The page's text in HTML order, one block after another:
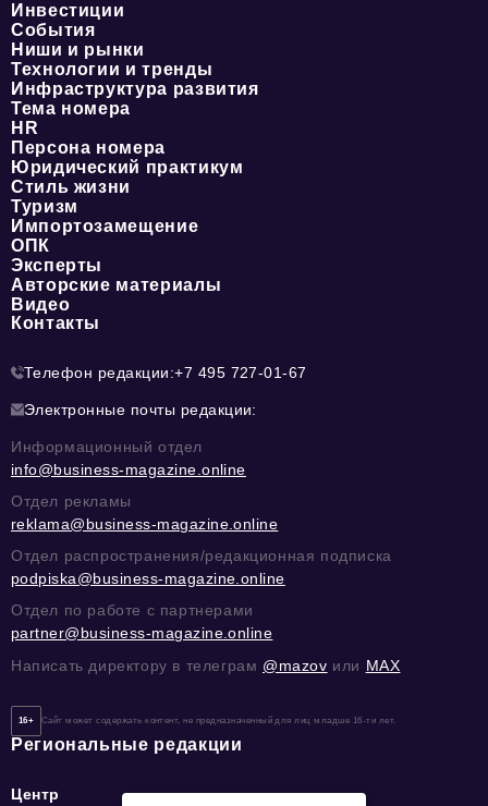
Инвестиции
События
Ниши и рынки
Технологии и тренды
Инфраструктура развития
Тема номера
HR
Персона номера
Юридический практикум
Стиль жизни
Туризм
Импортозамещение
ОПК
Эксперты
Авторские материалы
Видео
Контакты
Телефон редакции:+7 495 727-01-67
Электронные почты редакции:
Информационный отдел
info@business-magazine.online
Отдел рекламы
reklama@business-magazine.online
Отдел распространения/редакционная подписка
podpiska@business-magazine.online
Отдел по работе с партнерами
partner@business-magazine.online
Написать директору в телеграм @mazov или MAX
16+ Сайт может содержать контент, не предназначенный для лиц младше 16-ти лет.
Региональные редакции
Центр